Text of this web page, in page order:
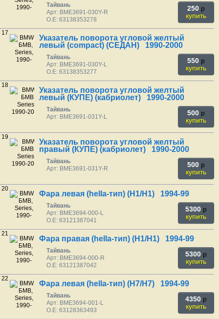
Тайвань
Арт: BME3691-030Y-R
O.E: 63138353278
250 p
купить
17
Указатель поворота угловой желтый
левый (compact) (СЕДАН) 1990-2000
Тайвань
Арт: BME3691-030Y-L
O.E: 63138353277
550 p
купить
18
Указатель поворота угловой желтый
левый (КУПЕ) (кабриолет) 1990-2000
Тайвань
Арт: BME3691-031Y-L
500 p
купить
19
Указатель поворота угловой желтый
правый (КУПЕ) (кабриолет) 1990-2000
Тайвань
Арт: BME3691-031Y-R
500 p
купить
20
Фара левая (hella-тип) (H1/H1) 1994-99
Тайвань
Арт: BME3694-000-L
O.E: 63121387041
5300 p
купить
21
Фара правая (hella-тип) (H1/H1) 1994-99
Тайвань
Арт: BME3694-000-R
O.E: 63121387042
5300 p
купить
22
Фара левая (hella-тип) (H7/H7) 1994-99
Тайвань
Арт: BME3694-001-L
O.E: 63128363493
4350 p
купить